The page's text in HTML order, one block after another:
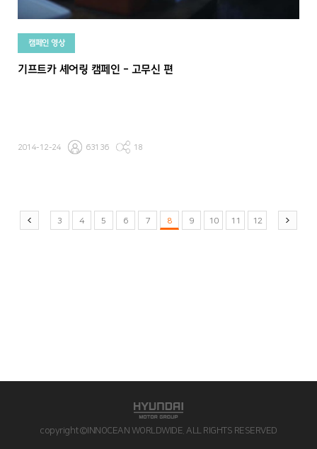
캠페인 영상
기프트카 셰어링 캠페인 - 고무신 편
2014-12-24 63136 18
3 4 5 6 7 8 9 10 11 12
copyright©INNOCEAN WORLDWIDE. ALL RIGHTS RESERVED